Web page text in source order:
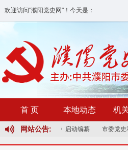
欢迎访问"濮阳党史网"！ 今天是：
首 页 本地动态 机
网站公告:
点志书《濮阳县志》启动编纂 市委党史